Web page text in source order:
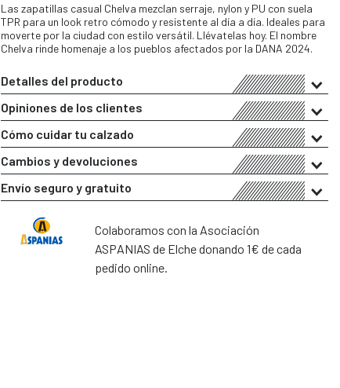
Las zapatillas casual Chelva mezclan serraje, nylon y PU con suela
TPR para un look retro cómodo y resistente al día a día. Ideales para
moverte por la ciudad con estilo versátil. Llévatelas hoy. El nombre
Chelva rinde homenaje a los pueblos afectados por la DANA 2024.
Detalles del producto
Opiniones de los clientes
Cómo cuidar tu calzado
Cambios y devoluciones
Envío seguro y gratuito
Colaboramos con la Asociación
ASPANIAS de Elche donando 1€ de cada
pedido online.